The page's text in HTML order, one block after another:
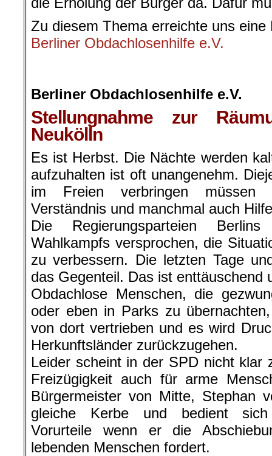
Zu diesem Thema erreichte uns eine
Berliner Obdachlosenhilfe e.V.
Berliner Obdachlosenhilfe e.V.
Stellungnahme zur
Neukölln
Es ist Herbst. Die Nächte werden
aufzuhalten ist oft unangenehm.
im Freien verbringen müssen
Verständnis und manchmal auch
Die Regierungsparteien
Wahlkampfs versprochen, die
zu verbessern. Die letzten Tage
das Gegenteil. Das ist enttäuschend
Obdachlose Menschen, die
oder eben in Parks zu
von dort vertrieben und es wird
Herkunftsländer zurückzugehen.
Leider scheint in der SPD nicht klar
Freizügigkeit auch für arme
Bürgermeister von Mitte, Stephan
gleiche Kerbe und bedient sich
Vorurteile wenn er die
lebenden Menschen fordert.